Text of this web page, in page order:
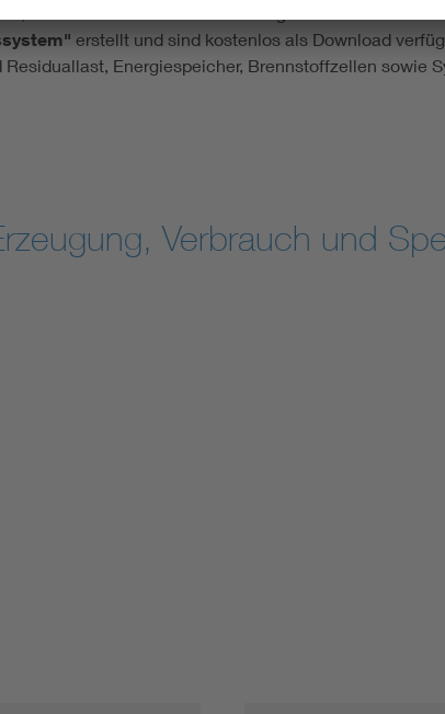
Photovoltaik und Biomasse/Biogas wurden vom
erstellt und sind kostenlos als Download
Energiespeicher, Brennstoffzellen sowie
Verbrauch und